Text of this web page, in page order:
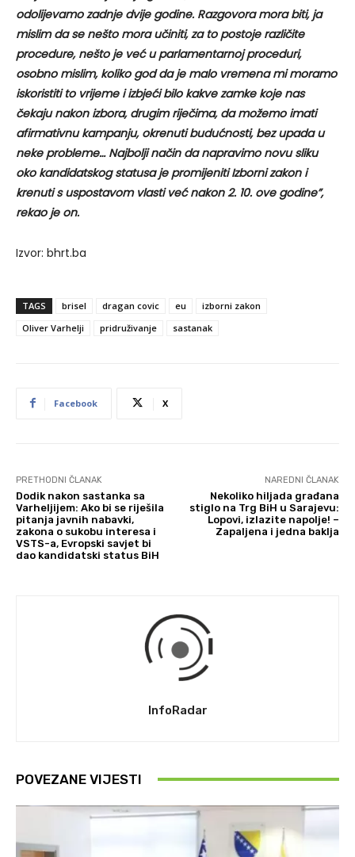
odolijevamo zadnje dvije godine. Razgovora mora biti, ja
mislim da se nešto mora učiniti, za to postoje različite
procedure, nešto je već u parlamentarnoj proceduri,
osobno mislim, koliko god da je malo vremena mi moramo
iskoristiti to vrijeme i izbjeći bilo kakve zamke koje nas
čekaju nakon izbora, drugim riječima, da možemo imati
afirmativnu kampanju, okrenuti budućnosti, bez upada u
neke probleme… Najbolji način da napravimo novu sliku
oko kandidatskog statusa je promijeniti Izborni zakon i
krenuti s uspostavom vlasti već nakon 2. 10. ove godine”,
rekao je on.
Izvor: bhrt.ba
TAGS brisel dragan covic eu
izborni zakon
Oliver Varhelji
pridruživanje sastanak
Facebook X
PRETHODNI ČLANAK
Dodik nakon sastanka sa
Varheljijem: Ako bi se riješila
pitanja javnih nabavki,
zakona o sukobu interesa i
VSTS-a, Evropski savjet bi
dao kandidatski status BiH
NAREDNI ČLANAK
Nekoliko hiljada građana
stiglo na Trg BiH u Sarajevu:
Lopovi, izlazite napolje! –
Zapaljena i jedna baklja
InfoRadar
POVEZANE VIJESTI